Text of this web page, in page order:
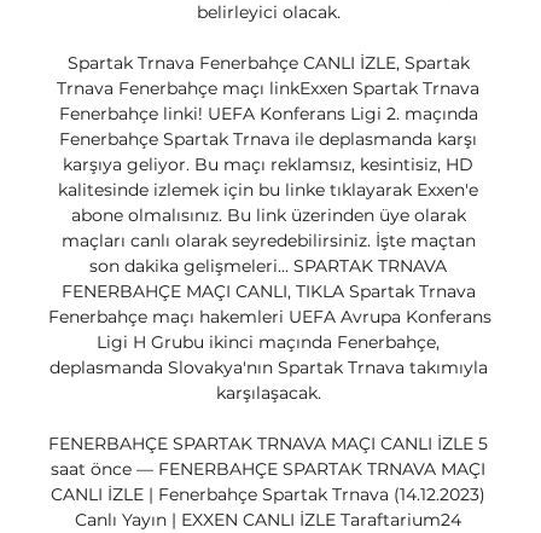
belirleyici olacak.
Spartak Trnava Fenerbahçe CANLI İZLE, Spartak
Trnava Fenerbahçe maçı linkExxen Spartak Trnava
Fenerbahçe linki! UEFA Konferans Ligi 2. maçında
Fenerbahçe Spartak Trnava ile deplasmanda karşı
karşıya geliyor. Bu maçı reklamsız, kesintisiz, HD
kalitesinde izlemek için bu linke tıklayarak Exxen'e
abone olmalısınız. Bu link üzerinden üye olarak
maçları canlı olarak seyredebilirsiniz. İşte maçtan
son dakika gelişmeleri... SPARTAK TRNAVA
FENERBAHÇE MAÇI CANLI, TIKLA Spartak Trnava
Fenerbahçe maçı hakemleri UEFA Avrupa Konferans
Ligi H Grubu ikinci maçında Fenerbahçe,
deplasmanda Slovakya'nın Spartak Trnava takımıyla
karşılaşacak.
FENERBAHÇE SPARTAK TRNAVA MAÇI CANLI İZLE 5
saat önce — FENERBAHÇE SPARTAK TRNAVA MAÇI
CANLI İZLE | Fenerbahçe Spartak Trnava (14.12.2023)
Canlı Yayın | EXXEN CANLI İZLE Taraftarium24